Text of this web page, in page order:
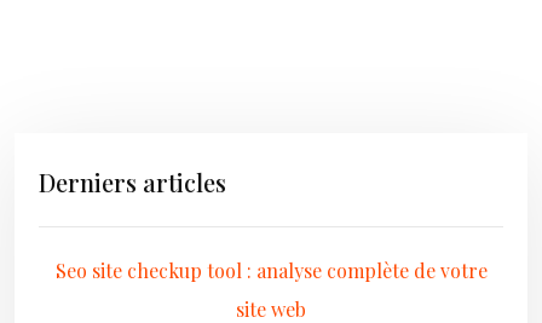
Derniers articles
Seo site checkup tool : analyse complète de votre
site web